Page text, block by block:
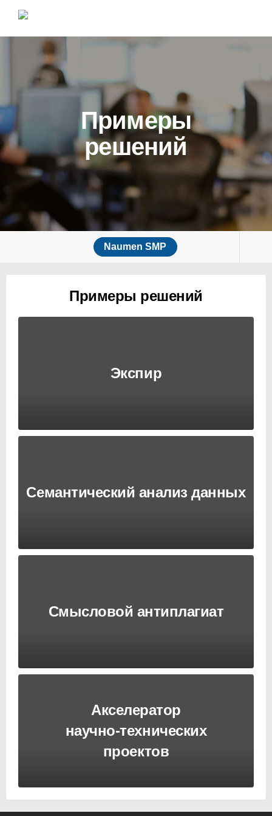
Примеры
решений
Naumen SMP
Примеры решений
Экспир
Семантический анализ данных
Смысловой антиплагиат
Акселератор
научно-технических
проектов